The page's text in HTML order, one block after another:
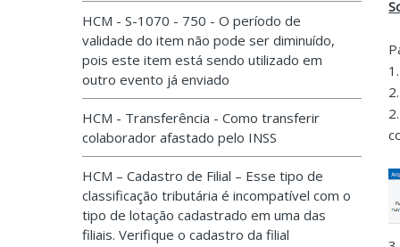
HCM - S-1070 - 750 - O período de
validade do item não pode ser diminuído,
pois este item está sendo utilizado em
outro evento já enviado
HCM - Transferência - Como transferir
colaborador afastado pelo INSS
HCM – Cadastro de Filial – Esse tipo de
classificação tributária é incompatível com o
tipo de lotação cadastrado em uma das
filiais. Verifique o cadastro da filial